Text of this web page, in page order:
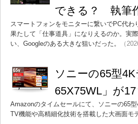
できる？ 執筆
スマートフォンをモニターに繋いでPC代
果たして「仕事道具」になりえるのか。実
い、Googleのある大きな狙いだった。
（
ソニーの65型
65X75WL」が
Amazonのタイムセールにて、ソニーの65
TV機能や高精細化技術を搭載した大画面モ